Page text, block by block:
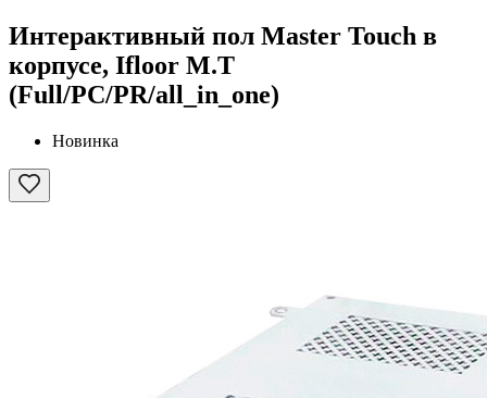
Интерактивный пол Master Touch в
корпусе, Ifloor M.T
(Full/PC/PR/all_in_one)
Новинка